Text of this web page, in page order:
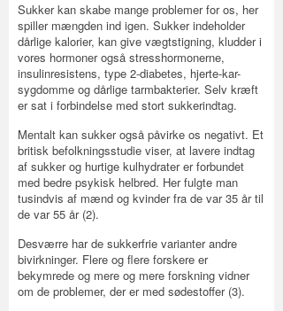
Sukker kan skabe mange problemer for os, her
spiller mængden ind igen. Sukker indeholder
dårlige kalorier, kan give vægtstigning, kludder i
vores hormoner også stresshormonerne,
insulinresistens, type 2-diabetes, hjerte-kar-
sygdomme og dårlige tarmbakterier. Selv kræft
er sat i forbindelse med stort sukkerindtag.
Mentalt kan sukker også påvirke os negativt. Et
britisk befolkningsstudie viser, at lavere indtag
af sukker og hurtige kulhydrater er forbundet
med bedre psykisk helbred. Her fulgte man
tusindvis af mænd og kvinder fra de var 35 år til
de var 55 år (2).
Desværre har de sukkerfrie varianter andre
bivirkninger. Flere og flere forskere er
bekymrede og mere og mere forskning vidner
om de problemer, der er med sødestoffer (3).